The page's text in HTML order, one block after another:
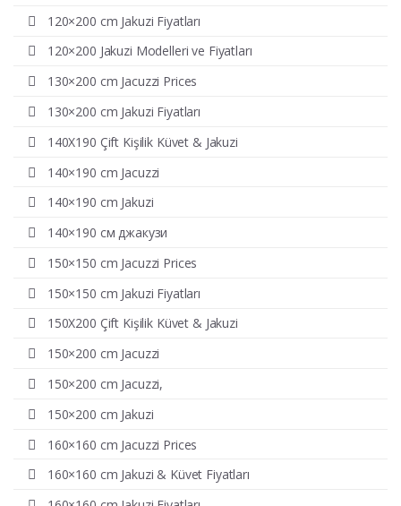
120×200 cm Jakuzi Fiyatları
120×200 Jakuzi Modelleri ve Fiyatları
130×200 cm Jacuzzi Prices
130×200 cm Jakuzi Fiyatları
140X190 Çift Kişilik Küvet & Jakuzi
140×190 cm Jacuzzi
140×190 cm Jakuzi
140×190 см джакузи
150×150 cm Jacuzzi Prices
150×150 cm Jakuzi Fiyatları
150X200 Çift Kişilik Küvet & Jakuzi
150×200 cm Jacuzzi
150×200 cm Jacuzzi,
150×200 cm Jakuzi
160×160 cm Jacuzzi Prices
160×160 cm Jakuzi & Küvet Fiyatları